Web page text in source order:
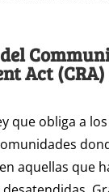
Act (CRA)
que obliga a
aquellas que